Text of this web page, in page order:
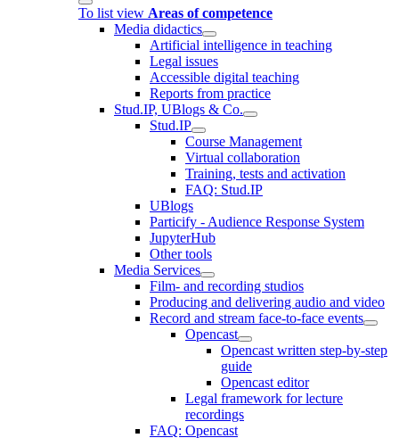
To list view Areas of competence
Media didactics
Artificial intelligence in teaching
Legal issues
Accessible digital teaching
Reports from practice
Stud.IP, UBlogs & Co.
Stud.IP
Course Management
Virtual collaboration
Training, tests and activation
FAQ: Stud.IP
UBlogs
Particify - Audience Response System
JupyterHub
Other tools
Media Services
Film- and recording studios
Producing and delivering audio and video
Record and stream face-to-face events
Opencast
Opencast written step-by-step
guide
Opencast editor
Legal framework for lecture
recordings
FAQ: Opencast